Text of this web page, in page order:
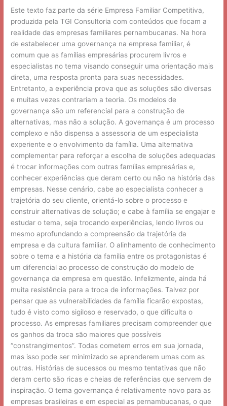
Este texto faz parte da série Empresa Familiar Competitiva,
produzida pela TGI Consultoria com conteúdos que focam a
realidade das empresas familiares pernambucanas. Na hora
de estabelecer uma governança na empresa familiar, é
comum que as famílias empresárias procurem livros e
especialistas no tema visando conseguir uma orientação mais
direta, uma resposta pronta para suas necessidades.
Entretanto, a experiência prova que as soluções são diversas
e muitas vezes contrariam a teoria. Os modelos de
governança são um referencial para a construção de
alternativas, mas não a solução. A governança é um processo
complexo e não dispensa a assessoria de um especialista
experiente e o envolvimento da família. Uma alternativa
complementar para reforçar a escolha de soluções adequadas
é trocar informações com outras famílias empresárias e,
conhecer experiências que deram certo ou não na história das
empresas. Nesse cenário, cabe ao especialista conhecer a
trajetória do seu cliente, orientá-lo sobre o processo e
construir alternativas de solução; e cabe à família se engajar e
estudar o tema, seja trocando experiências, lendo livros ou
mesmo aprofundando a compreensão da trajetória da
empresa e da cultura familiar. O alinhamento de conhecimento
sobre o tema e a história da família entre os protagonistas é
um diferencial ao processo de construção do modelo de
governança da empresa em questão. Infelizmente, ainda há
muita resistência para a troca de informações. Talvez por
pensar que as vulnerabilidades da família ficarão expostas,
tudo é visto como sigiloso e reservado, o que dificulta o
processo. As empresas familiares precisam compreender que
os ganhos da troca são maiores que possíveis
“constrangimentos”. Todas cometem erros em sua jornada,
mas isso pode ser minimizado se aprenderem umas com as
outras. Histórias de sucessos ou mesmo tentativas que não
deram certo são ricas e cheias de referências que servem de
inspiração. O tema governança é relativamente novo para as
empresas brasileiras e em especial as pernambucanas, o que
boa
governança